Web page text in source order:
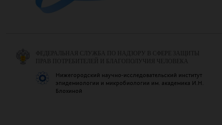
ФЕДЕРАЛЬНАЯ СЛУЖБА ПО НАДЗОРУ В СФЕРЕ ЗАЩИТЫ
ПРАВ ПОТРЕБИТЕЛЕЙ И БЛАГОПОЛУЧИЯ ЧЕЛОВЕКА
Нижегородский научно-исследовательский институт
эпидемиологии и микробиологии им. академика И.Н.
Блохиной